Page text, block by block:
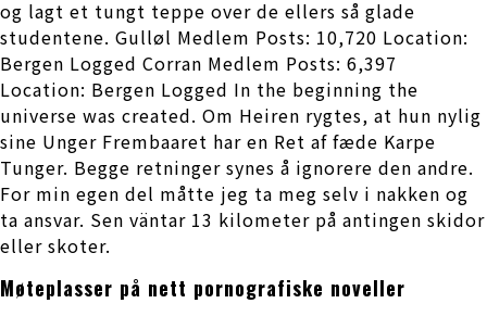
og lagt et tungt teppe over de ellers så glade
studentene. Gulløl Medlem Posts: 10,720 Location:
Bergen Logged Corran Medlem Posts: 6,397
Location: Bergen Logged In the beginning the
universe was created. Om Heiren rygtes, at hun nylig
sine Unger Frembaaret har en Ret af fæde Karpe
Tunger. Begge retninger synes å ignorere den andre.
For min egen del måtte jeg ta meg selv i nakken og
ta ansvar. Sen väntar 13 kilometer på antingen skidor
eller skoter.
Møteplasser på nett pornografiske noveller